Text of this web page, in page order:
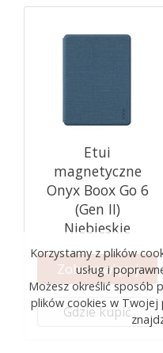
Etui
magnetyczne
Onyx Boox Go 6
(Gen II)
Niebieskie
Zobacz więcej
Gdzie kupić
Korzystamy z plików
usług i
Możesz określić sposób
plików cookies w Twojej